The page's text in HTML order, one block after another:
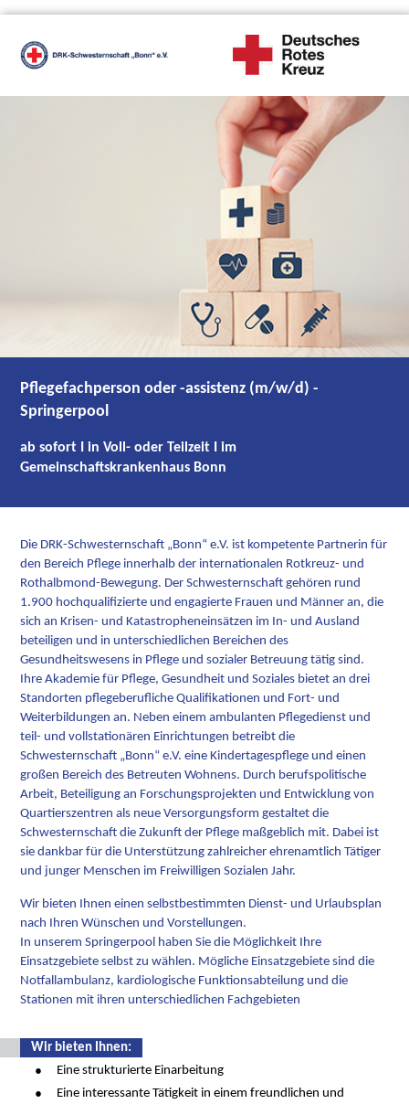
Pflegefachperson oder -assistenz (m/w/d) -
Springerpool
ab sofort I in Voll- oder Teilzeit I im
Gemeinschaftskrankenhaus Bonn
Die DRK-Schwesternschaft „Bonn“ e.V. ist kompetente Partnerin für
den Bereich Pflege innerhalb der internationalen Rotkreuz- und
Rothalbmond-Bewegung. Der Schwesternschaft gehören rund
1.900 hochqualifizierte und engagierte Frauen und Männer an, die
sich an Krisen- und Katastropheneinsätzen im In- und Ausland
beteiligen und in unterschiedlichen Bereichen des
Gesundheitswesens in Pflege und sozialer Betreuung tätig sind.
Ihre Akademie für Pflege, Gesundheit und Soziales bietet an drei
Standorten pflegeberufliche Qualifikationen und Fort- und
Weiterbildungen an. Neben einem ambulanten Pflegedienst und
teil- und vollstationären Einrichtungen betreibt die
Schwesternschaft „Bonn“ e.V. eine Kindertagespflege und einen
großen Bereich des Betreuten Wohnens. Durch berufspolitische
Arbeit, Beteiligung an Forschungsprojekten und Entwicklung von
Quartierszentren als neue Versorgungsform gestaltet die
Schwesternschaft die Zukunft der Pflege maßgeblich mit. Dabei ist
sie dankbar für die Unterstützung zahlreicher ehrenamtlich Tätiger
und junger Menschen im Freiwilligen Sozialen Jahr.
Wir bieten Ihnen einen selbstbestimmten Dienst- und Urlaubsplan
nach Ihren Wünschen und Vorstellungen.
In unserem Springerpool haben Sie die Möglichkeit Ihre
Einsatzgebiete selbst zu wählen. Mögliche Einsatzgebiete sind die
Notfallambulanz, kardiologische Funktionsabteilung und die
Stationen mit ihren unterschiedlichen Fachgebieten
Wir bieten Ihnen:
Eine strukturierte Einarbeitung
Eine interessante Tätigkeit in einem freundlichen und